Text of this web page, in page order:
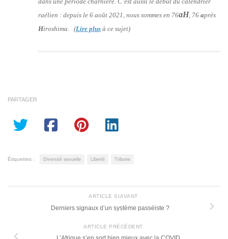
raélien : depuis le 6 août 2021, nous sommes en 76aH , 76 après
Hiroshima. (Lire plus à ce sujet)
PARTAGER
Étiquettes : Diversité sexuelle Liberté Tribune
ARTICLE SUIVANT
Derniers signaux d’un système passéiste ?
ARTICLE PRÉCÉDENT